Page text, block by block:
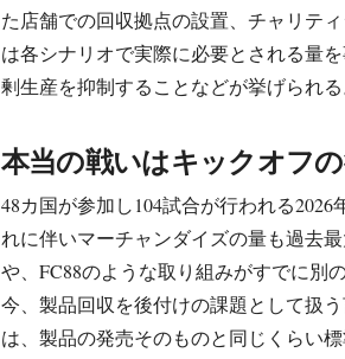
た店舗での回収拠点の設置、チャリテ
は各シナリオで実際に必要とされる量
剰生産を抑制することなどが挙げられる
本当の戦いはキックオフ
48カ国が参加し104試合が行われる
れに伴いマーチャンダイズの量も過去
や、FC88のような取り組みがすでに別
今、製品回収を後付けの課題として扱
は、製品の発売そのものと同じくらい